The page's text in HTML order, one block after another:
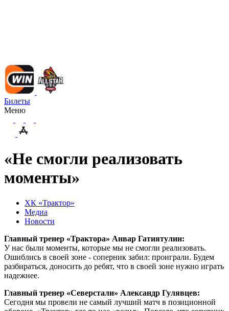
Билеты
Меню
«Не смогли реализовать
моменты»
ХК «Трактор»
Медиа
Новости
Главный тренер «Трактора» Анвар Гатиятулин:
У нас были моменты, которые мы не смогли реализовать.
Ошиблись в своей зоне - соперник забил: проиграли. Будем
разбираться, доносить до ребят, что в своей зоне нужно играть
надежнее.
Главный тренер «Северстали» Александр Гулявцев:
Сегодня мы провели не самый лучший матч в позиционной